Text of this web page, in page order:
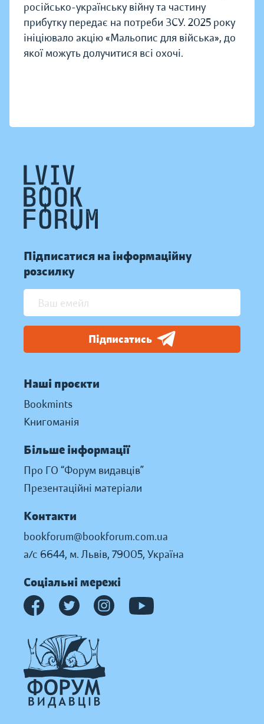
російсько-українську війну та частину
прибутку передає на потреби ЗСУ. 2025 року
ініціювало акцію «Мальопис для війська», до
якої можуть долучитися всі охочі.
Підписатися на інформаційну
розсилку
Підписатись
Наші проєкти
Bookmints
Книгоманія
Більше інформації
Про ГО “Форум видавців”
Презентаційні матеріали
Контакти
bookforum@bookforum.com.ua
а/с 6644, м. Львів, 79005, Україна
Соціальні мережі